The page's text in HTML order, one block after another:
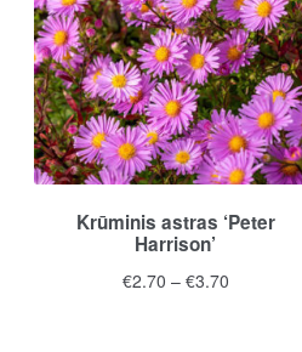
Krūminis astras ‘Peter
Harrison’
€2.70 – €3.70Price